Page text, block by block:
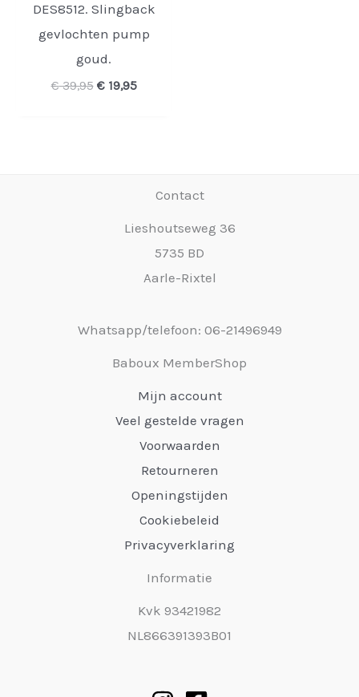
DES8512. Slingback
gevlochten pump
goud.
€39,95 Oorspronkelijke
€19,95Huidige
Contact
Lieshoutseweg 36
5735 BD
Aarle-Rixtel
Whatsapp/telefoon: 06-21496949
Baboux MemberShop
Mijn account
Veel gestelde vragen
Voorwaarden
Retourneren
Openingstijden
Cookiebeleid
Privacyverklaring
Informatie
Kvk 93421982
NL866391393B01